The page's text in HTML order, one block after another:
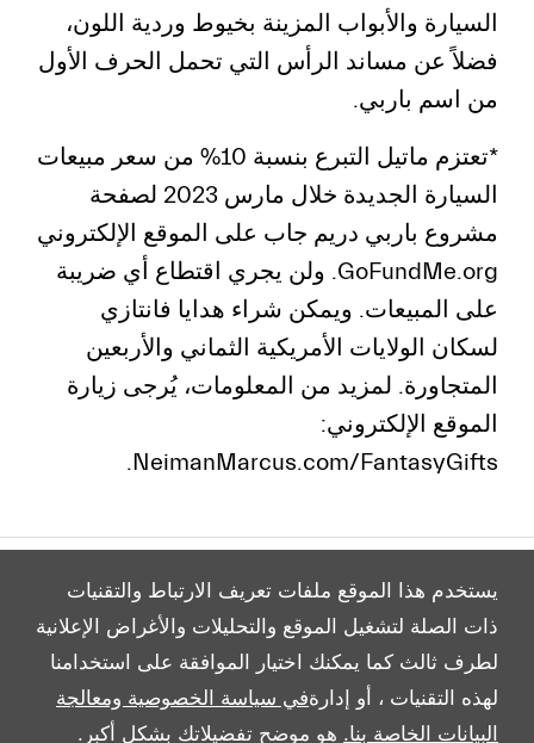
يستخدم هذا الموقع ملفات تعريف الارتباط والتقنيات
ذات الصلة لتشغيل الموقع والتحليلات والأغراض الإعلانية
لطرف ثالث كما يمكنك اختيار الموافقة على استخدامنا
لهذه التقنيات ، أو إدارةفي سياسة الخصوصية ومعالجة
البيانات الخاصة بنا. هو موضح تفضيلاتك بشكل أكبر.
السيارة والأبواب المزينة بخيوط وردية اللون،
فضلاً عن مساند الرأس التي تحمل الحرف الأول
من اسم باربي.
*تعتزم ماتيل التبرع بنسبة 10% من سعر مبيعات
السيارة الجديدة خلال مارس 2023 لصفحة
مشروع باربي دريم جاب على الموقع الإلكتروني
GoFundMe.org. ولن يجري اقتطاع أي ضريبة
على المبيعات. ويمكن شراء هدايا فانتازي
لسكان الولايات الأمريكية الثماني والأربعين
المتجاورة. لمزيد من المعلومات، يُرجى زيارة
الموقع الإلكتروني:
NeimanMarcus.com/FantasyGifts.
All Rights Reserved
Follow بريمير موتورز